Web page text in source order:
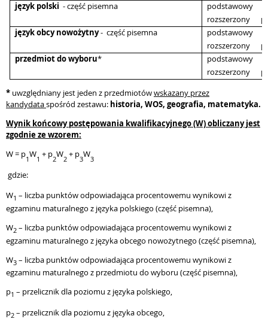
język polski - część pisemna
rozszerzony p
język obcy nowożytny- część pisemna
rozszerzony p
przedmiot do wyboru*
rozszerzony p
* uwzględniany jest jeden z przedmiotówwskazany przez
kandydataspośród zestawu: historia, WOS, geografia, matematyka.
Wynik końcowy postępowania kwalifikacyjnego(W) obliczany jest
zgodnie ze wzorem:
W = p1W1 + p2W2 + p3W3
gdzie:
W1 – liczba punktów odpowiadająca procentowemu wynikowi z
egzaminu maturalnego z języka polskiego (część pisemna),
W2 – liczba punktów odpowiadająca procentowemu wynikowi z
egzaminu maturalnego z języka obcego nowożytnego (część pisemna),
W3 – liczba punktów odpowiadająca procentowemu wynikowi z
egzaminu maturalnego z przedmiotu do wyboru (część pisemna),
p1 – przelicznik dla poziomu z języka polskiego,
p2 – przelicznik dla poziomu z języka obcego,